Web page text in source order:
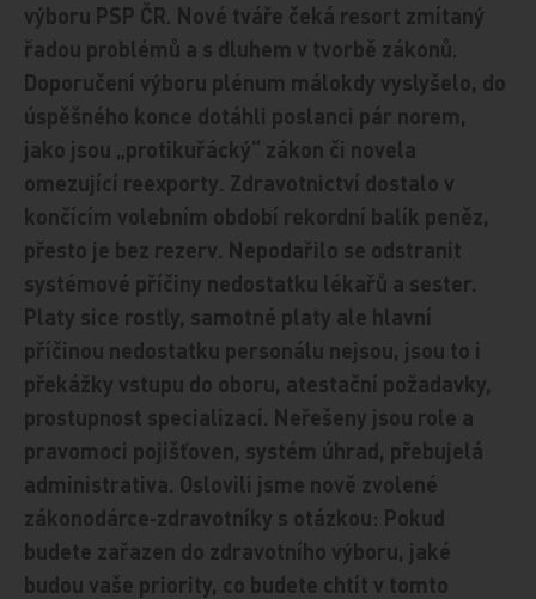
výboru PSP ČR. Nové tváře čeká resort zmítaný
řadou problémů a s dluhem v tvorbě zákonů.
Doporučení výboru plénum málokdy vyslyšelo, do
úspěšného konce dotáhli poslanci pár norem,
jako jsou „protikuřácký“ zákon či novela
omezující reexporty. Zdravotnictví dostalo v
končícím volebním období rekordní balík peněz,
přesto je bez rezerv. Nepodařilo se odstranit
systémové příčiny nedostatku lékařů a sester.
Platy sice rostly, samotné platy ale hlavní
příčinou nedostatku personálu nejsou, jsou to i
překážky vstupu do oboru, atestační požadavky,
prostupnost specializací. Neřešeny jsou role a
pravomoci pojišťoven, systém úhrad, přebujelá
administrativa. Oslovili jsme nově zvolené
zákonodárce‑zdravotníky s otázkou: Pokud
budete zařazen do zdravotního výboru, jaké
budou vaše priority, co budete chtít v tomto